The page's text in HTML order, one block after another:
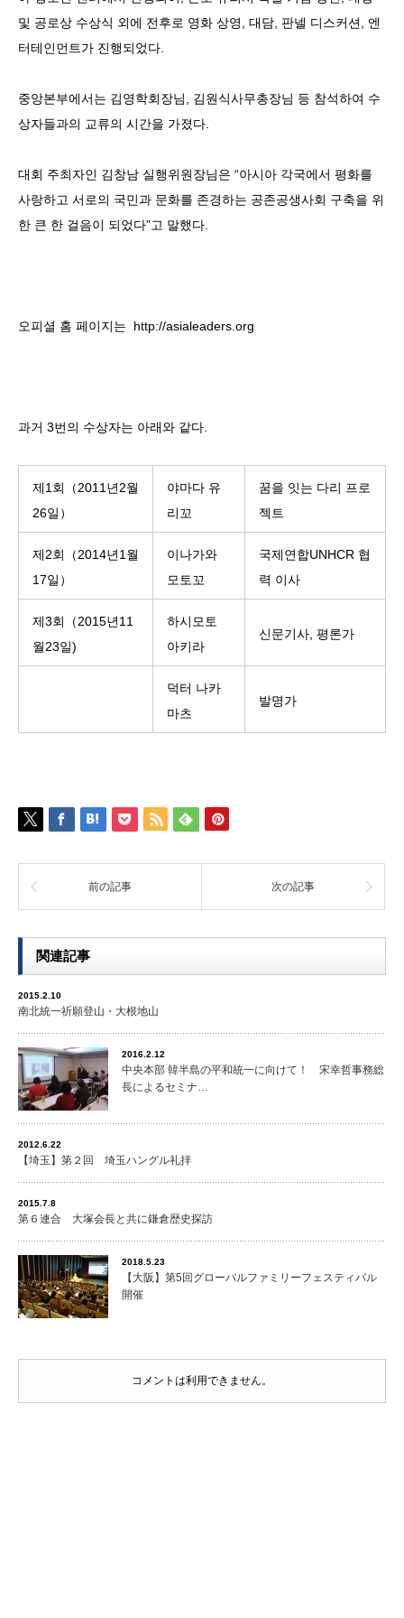
및 공로상 수상식 외에 전후로 영화 상영, 대담, 판넬 디스커션, 엔
터테인먼트가 진행되었다.
중앙본부에서는 김영학회장님, 김원식사무총장님 등 참석하여 수
상자들과의 교류의 시간을 가졌다.
대회 주최자인 김창남 실행위원장님은 “아시아 각국에서 평화를
사랑하고 서로의 국민과 문화를 존경하는 공존공생사회 구축을 위
한 큰 한 걸음이 되었다”고 말했다.
오피셜 홈 페이지는 http://asialeaders.org
과거 3번의 수상자는 아래와 같다.
제1회（2011년2월
26일）
야마다 유
리꼬
꿈을 잇는 다리 프로
젝트
제2회（2014년1월
17일）
이나가와
모토꼬
국제연합UNHCR 협
력 이사
제3회（2015년11
월23일)
하시모토
아키라
신문기사, 평론가
덕터 나카
마츠
발명가
前の記事 次の記事
関連記事
2015.2.10
南北統一祈願登山・大根地山
2016.2.12
中央本部 韓半島の平和統一に向けて！ 宋幸哲事務総
長によるセミナ…
2012.6.22
【埼玉】第２回 埼玉ハングル礼拝
2015.7.8
第６連合 大塚会長と共に鎌倉歴史探訪
2018.5.23
【大阪】第5回グローバルファミリーフェスティバル
開催
コメントは利用できません。